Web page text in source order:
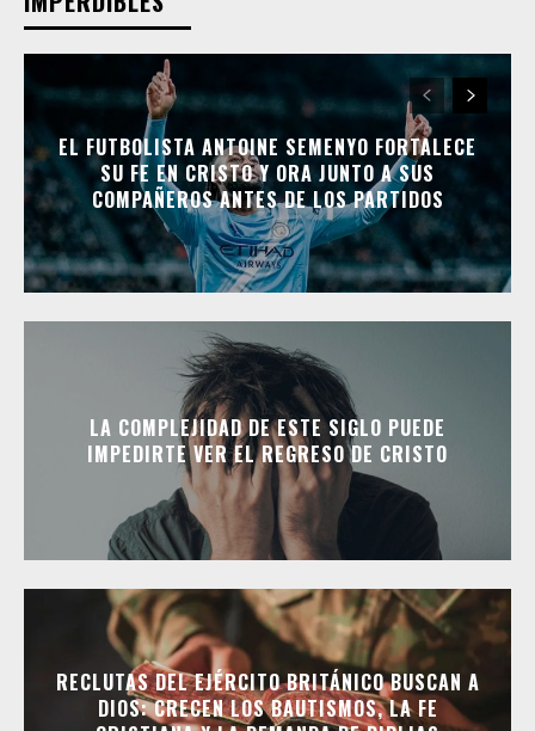
EL FUTBOLISTA ANTOINE SEMENYO FORTALECE
SU FE EN CRISTO Y ORA JUNTO A SUS
COMPAÑEROS ANTES DE LOS PARTIDOS
LA COMPLEJIDAD DE ESTE SIGLO PUEDE
IMPEDIRTE VER EL REGRESO DE CRISTO
RECLUTAS DEL EJÉRCITO BRITÁNICO BUSCAN A
DIOS: CRECEN LOS BAUTISMOS, LA FE